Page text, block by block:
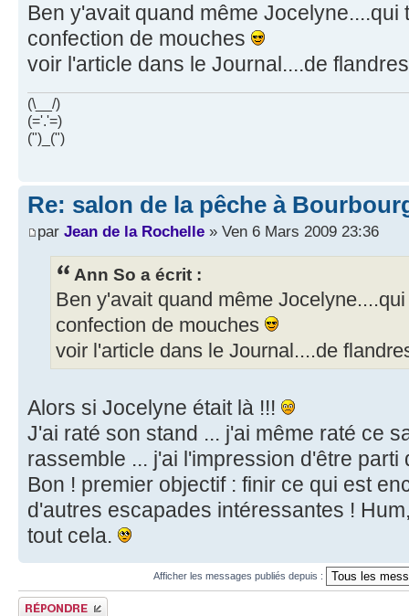
Ben y'avait quand même Jocelyne....qui
confection de mouches
voir l'article dans le Journal....de
(\__/)
(='.'=)
(")_(")
Re: salon de la pêche à
par Jean de la Rochelle » Ven 6 Mars 2009 23:36
Ann So a écrit :
Ben y'avait quand même
confection de mouches
voir l'article dans le Journal....de
Alors si Jocelyne était là !!!
J'ai raté son stand ... j'ai même raté ce
rassemble ... j'ai l'impression d'être
Bon ! premier objectif : finir ce qui est
d'autres escapades intéressantes !
tout cela.
Afficher les messages publiés depuis :
Publier une réponse